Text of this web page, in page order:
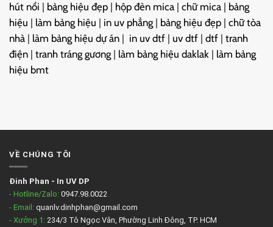
hút nổi | bảng hiệu đẹp | hộp đèn mica | chữ mica | bảng
hiệu | làm bảng hiệu | in uv phẳng | bảng hiệu đẹp | chữ tòa
nhà | làm bảng hiệu dự án | in uv dtf | uv dtf | dtf | tranh
điện | tranh tráng gương | làm bảng hiệu daklak | làm bảng
hiệu bmt
VỀ CHÚNG TÔI
Đinh Phan - In UV DP
- Hotline/Zalo: 0947.98.0022
- Email: quanlv.dinhphan@gmail.com
- Xưởng 1: 234/3 Tô Ngọc Vân, Phường Linh Đông, TP. HCM